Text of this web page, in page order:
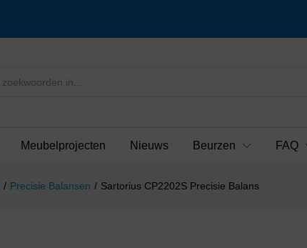
Meubelprojecten Nieuws Beurzen FAQ
/ Precisie Balansen / Sartorius CP2202S Precisie Balans